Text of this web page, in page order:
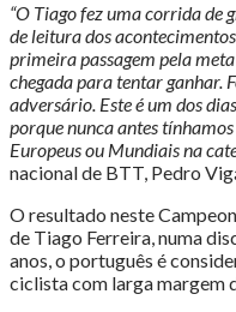
“O Tiago fez uma corrida de
de leitura dos
primeira passagem pela
chegada para tentar ganhar.
adversário. Este é um dos
porque nunca antes
Europeus ou Mundiais na
nacional de BTT, Pedro
O resultado neste
de Tiago Ferreira, numa
anos, o português é
ciclista com larga margem